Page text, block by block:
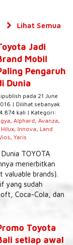
Jadi
Mobil
Pengaruh
Dunia
pada 21 June
| Dilihat sebanyak
kali | Kategori:
, Alphard, Avanza,
Hilux, Innova, Land
, Yaris
TOYOTA
menerbitkan
brands).
yang sudah
Coca-Cola, dan
Toyota
setiap awal
Lihat Semua